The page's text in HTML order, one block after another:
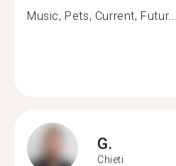
Music, Pets, Current, Futur...
G.
Chieti